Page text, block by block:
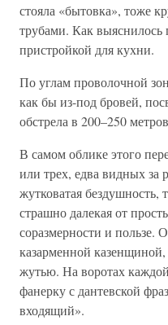
стояла «бытовка», тоже
трубами. Как
пристройкой для кухни.
По углам проволочной
как бы из-под бровей,
обстрела в 200–250
В самом облике этого
или трех, едва видных за
жутковатая бездушность,
страшно далекая от
соразмерности и пользе.
казарменной
жутью. На воротах
фанерку с дантевской
входящий».